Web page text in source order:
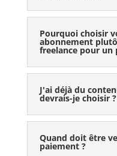
Pourquoi choisir
abonnement
freelance pour un
J'ai déjà du
devrais-je choisir ?
Quand doit être
paiement ?